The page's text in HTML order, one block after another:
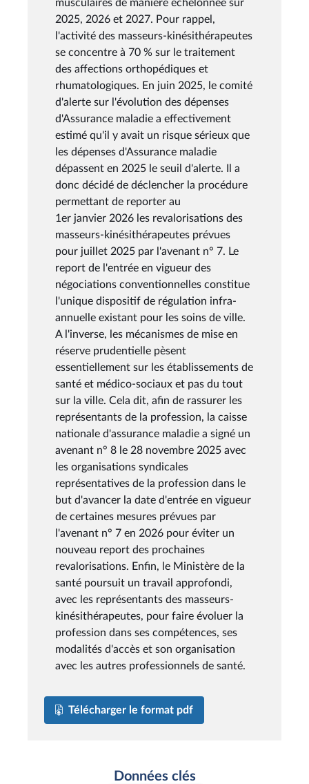
musculaires de manière échelonnée sur
2025, 2026 et 2027. Pour rappel,
l'activité des masseurs-kinésithérapeutes
se concentre à 70 % sur le traitement
des affections orthopédiques et
rhumatologiques. En juin 2025, le comité
d'alerte sur l'évolution des dépenses
d'Assurance maladie a effectivement
estimé qu'il y avait un risque sérieux que
les dépenses d'Assurance maladie
dépassent en 2025 le seuil d'alerte. Il a
donc décidé de déclencher la procédure
permettant de reporter au
1er janvier 2026 les revalorisations des
masseurs-kinésithérapeutes prévues
pour juillet 2025 par l'avenant n° 7. Le
report de l'entrée en vigueur des
négociations conventionnelles constitue
l'unique dispositif de régulation infra-
annuelle existant pour les soins de ville.
A l'inverse, les mécanismes de mise en
réserve prudentielle pèsent
essentiellement sur les établissements de
santé et médico-sociaux et pas du tout
sur la ville. Cela dit, afin de rassurer les
représentants de la profession, la caisse
nationale d'assurance maladie a signé un
avenant n° 8 le 28 novembre 2025 avec
les organisations syndicales
représentatives de la profession dans le
but d'avancer la date d'entrée en vigueur
de certaines mesures prévues par
l'avenant n° 7 en 2026 pour éviter un
nouveau report des prochaines
revalorisations. Enfin, le Ministère de la
santé poursuit un travail approfondi,
avec les représentants des masseurs-
kinésithérapeutes, pour faire évoluer la
profession dans ses compétences, ses
modalités d'accès et son organisation
avec les autres professionnels de santé.
Télécharger le format pdf
Données clés